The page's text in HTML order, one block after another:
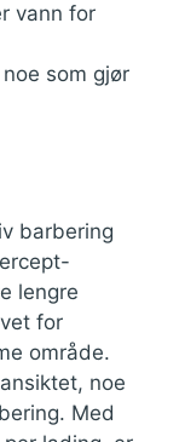
vann for
som gjør
barbering
lengre
for
område.
noe
Med